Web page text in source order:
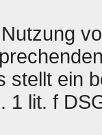
stellt ein
1 lit. f